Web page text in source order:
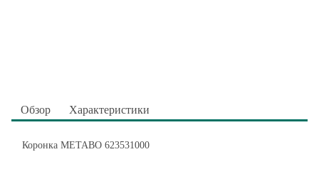
Обзор Характеристики
Коронка METABO 623531000